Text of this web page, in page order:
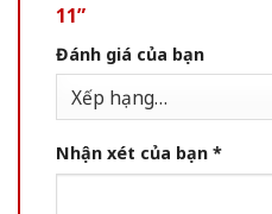
11”
Đánh giá của bạn
Nhận xét của bạn *